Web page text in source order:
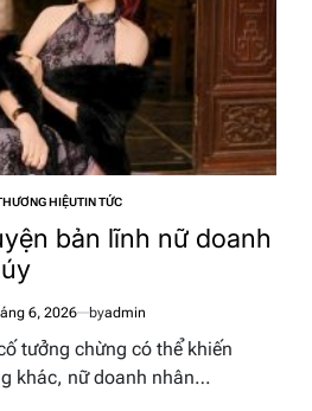
HIỆUTIN TỨC
bản lĩnh nữ doanh
6, 2026 byadmin
tưởng chừng có thể khiến
khác, nữ doanh nhân…